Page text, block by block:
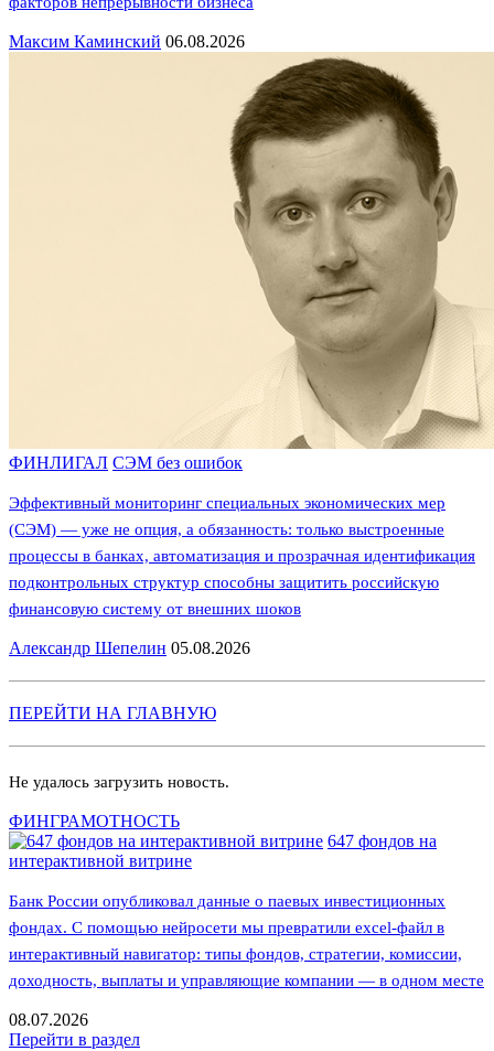
Максим Каминский 06.08.2026
ФИНЛИГАЛ СЭМ без ошибок
Эффективный мониторинг специальных экономических мер
(СЭМ) — уже не опция, а обязанность: только выстроенные
процессы в банках, автоматизация и прозрачная идентификация
подконтрольных структур способны защитить российскую
финансовую систему от внешних шоков
Александр Шепелин 05.08.2026
ПЕРЕЙТИ НА ГЛАВНУЮ
Не удалось загрузить новость.
ФИНГРАМОТНОСТЬ
647 фондов на
интерактивной витрине
Банк России опубликовал данные о паевых инвестиционных
фондах. С помощью нейросети мы превратили excel-файл в
интерактивный навигатор: типы фондов, стратегии, комиссии,
доходность, выплаты и управляющие компании — в одном месте
08.07.2026
Перейти в раздел